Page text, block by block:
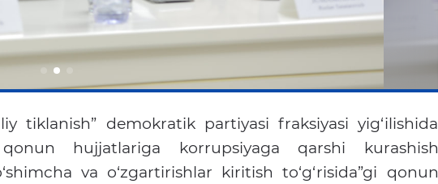
tiklanish” demokratik partiyasi fraksiyasi yig‘ilishida
qonun hujjatlariga korrupsiyaga qarshi kurashish
va o‘zgartirishlar kiritish to‘g‘risida”gi qonun